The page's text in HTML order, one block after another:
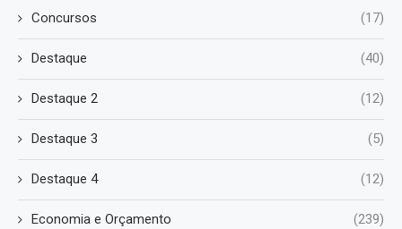
Concursos (17)
Destaque (40)
Destaque 2 (12)
Destaque 3 (5)
Destaque 4 (12)
Economia e Orçamento (239)